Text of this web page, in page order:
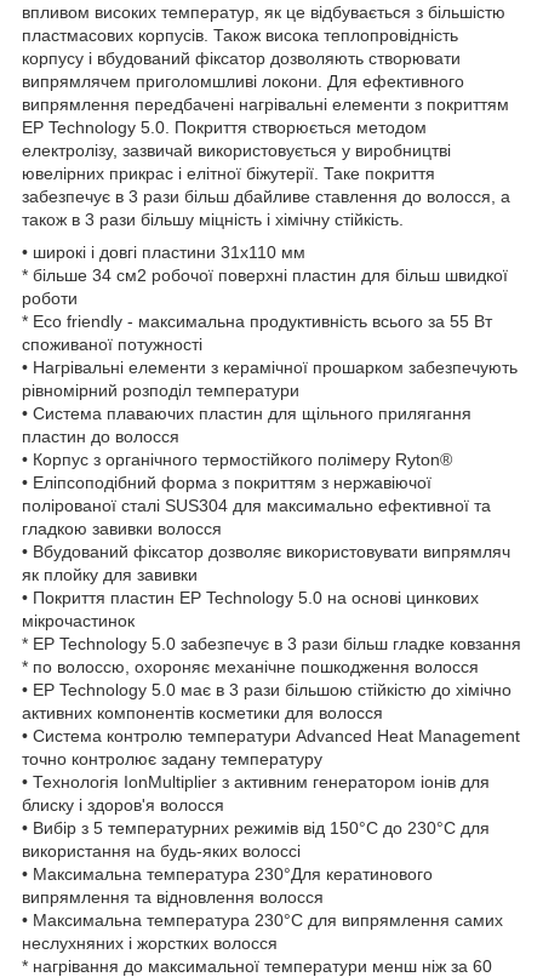
впливом високих температур, як це відбувається з більшістю
пластмасових корпусів. Також висока теплопровідність
корпусу і вбудований фіксатор дозволяють створювати
випрямлячем приголомшливі локони. Для ефективного
випрямлення передбачені нагрівальні елементи з покриттям
EP Technology 5.0. Покриття створюється методом
електролізу, зазвичай використовується у виробництві
ювелірних прикрас і елітної біжутерії. Таке покриття
забезпечує в 3 рази більш дбайливе ставлення до волосся, а
також в 3 рази більшу міцність і хімічну стійкість.
• широкі і довгі пластини 31х110 мм
* більше 34 см2 робочої поверхні пластин для більш швидкої
роботи
* Eco friendly - максимальна продуктивність всього за 55 Вт
споживаної потужності
• Нагрівальні елементи з керамічної прошарком забезпечують
рівномірний розподіл температури
• Система плаваючих пластин для щільного прилягання
пластин до волосся
• Корпус з органічного термостійкого полімеру Ryton®
• Еліпсоподібний форма з покриттям з нержавіючої
полірованої сталі SUS304 для максимально ефективної та
гладкою завивки волосся
• Вбудований фіксатор дозволяє використовувати випрямляч
як плойку для завивки
• Покриття пластин EP Technology 5.0 на основі цинкових
мікрочастинок
* EP Technology 5.0 забезпечує в 3 рази більш гладке ковзання
* по волоссю, охороняє механічне пошкодження волосся
• EP Technology 5.0 має в 3 рази більшою стійкістю до хімічно
активних компонентів косметики для волосся
• Система контролю температури Advanced Heat Management
точно контролює задану температуру
• Технологія IonMultiplier з активним генератором іонів для
блиску і здоров'я волосся
• Вибір з 5 температурних режимів від 150°С до 230°С для
використання на будь-яких волоссі
• Максимальна температура 230°Для кератинового
випрямлення та відновлення волосся
• Максимальна температура 230°С для випрямлення самих
неслухняних і жорстких волосся
* нагрівання до максимальної температури менш ніж за 60